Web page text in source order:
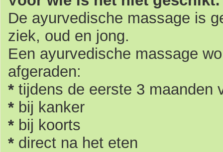
De ayurvedische massage is
ziek, oud en jong.
Een ayurvedische massage
afgeraden:
* tijdens de eerste 3 maanden
* bij kanker
* bij koorts
* direct na het eten